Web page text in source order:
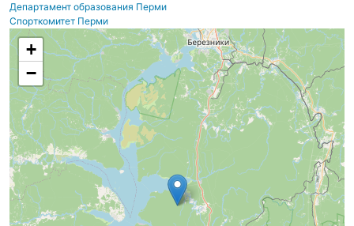
Департамент образования Перми
Спорткомитет Перми
+
−